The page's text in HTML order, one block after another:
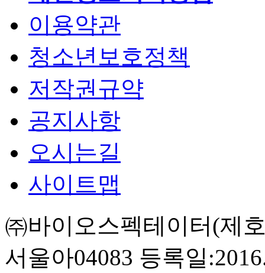
이용약관
청소년보호정책
저작권규약
공지사항
오시는길
사이트맵
㈜바이오스펙테이터(제
서울아04083 등록일